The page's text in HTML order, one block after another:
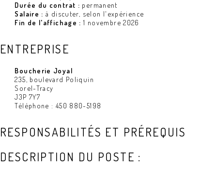
Durée du contrat : permanent
Salaire : à discuter, selon l'expérience
Fin de l'affichage : 1 novembre 2026
ENTREPRISE
Boucherie Joyal
235, boulevard Poliquin
Sorel-Tracy
J3P 7Y7
Téléphone : 450 880-5198
RESPONSABILITÉS ET PRÉREQUIS
DESCRIPTION DU POSTE :